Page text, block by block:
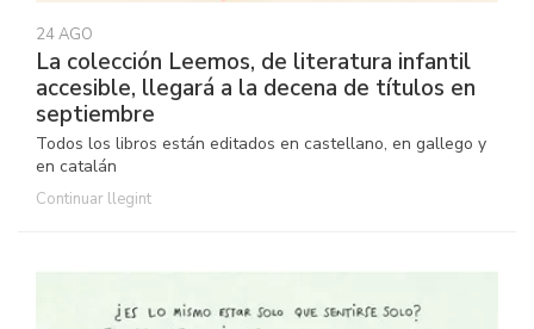
24 AGO
La colección Leemos, de literatura infantil
accesible, llegará a la decena de títulos en
septiembre
Todos los libros están editados en castellano, en gallego y
en catalán
Continuar llegint